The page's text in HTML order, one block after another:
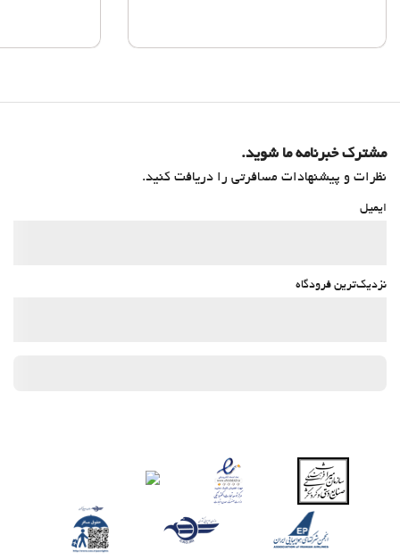
مشترک خبرنامه ما شوید.
نظرات و پیشنهادات مسافرتی را دریافت کنید.
ایمیل
نزدیک‌ترین فرودگاه